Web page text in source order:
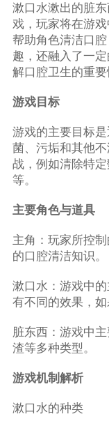
漱口水漱出的脏
戏，玩家将在游
帮助角色清洁口
趣，还融入了一
解口腔卫生的重要
游戏目标
游戏的主要目标
菌、污垢和其他
战，例如清除特
等。
主要角色与道具
主角：玩家所控
的口腔清洁知识。
漱口水：游戏中
有不同的效果，如
脏东西：游戏中
渣等多种类型。
游戏机制解析
漱口水的种类